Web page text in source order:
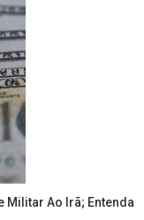
Militar Ao Irã; Entenda